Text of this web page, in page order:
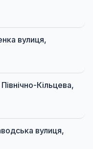
вулиця,
Кільцева,
вулиця,